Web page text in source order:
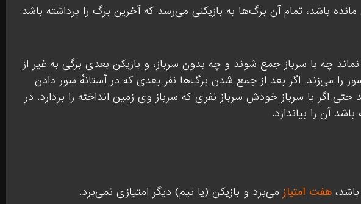
باشد، تمام آن برگ‌ها به بازیکنی می‌رسد که آخرین برگ را برداشته باشد.
چه با سرباز جمع شوند و چه بدون سرباز، و بازیکن بعدی برگی به غیر از
را می‌زند. اگر بعد از جمع شدن برگ‌ها نفر بعدی که در آستانهٔ سور دادن
اگر با سرباز خودش سرباز نفری که سرباز وی زمین انداخته را بردارد. در
آن را بیاندازد.
هفت امتیاز می‌برد و بازیکن (یا تیم) دیگر امتیازی نمی‌برد.